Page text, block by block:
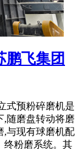
鹏飞集团
式预粉碎磨机是
,随磨盘转动将磨
,与现有球磨机配
终粉磨系统。其